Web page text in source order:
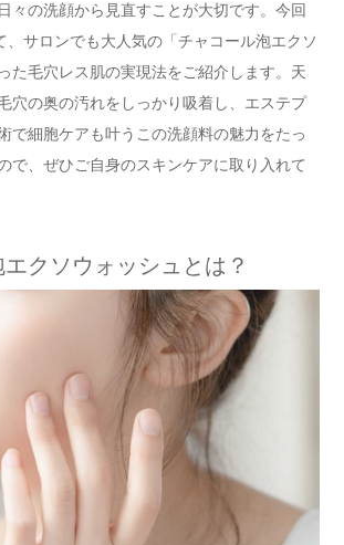
々の洗顔から見直すことが大切です。今回
、サロンでも大人気の「チャコール泡エクソ
た毛穴レス肌の実現法をご紹介します。天
穴の奥の汚れをしっかり吸着し、エステプ
で細胞ケアも叶うこの洗顔料の魅力をたっ
で、ぜひご自身のスキンケアに取り入れて
クソウォッシュとは？